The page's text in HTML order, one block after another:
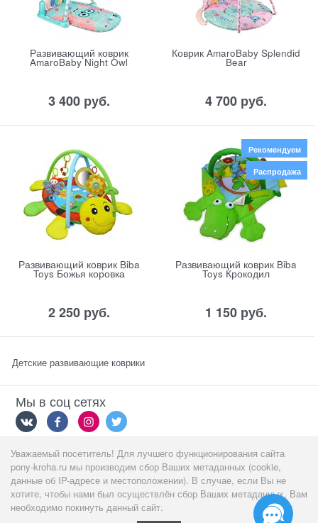
Развивающий коврик
AmaroBaby Night Owl
3 400 руб.
Коврик AmaroBaby Splendid
Bear
4 700 руб.
Развивающий коврик Biba
Toys Божья коровка
2 250 руб.
Развивающий коврик Biba
Toys Крокодил
1 150 руб.
Рекомендуем
Распродажа
Детские развивающие коврики
Мы в соц сетях
Мы принимаем
Уважаемый посетитель! Для лучшего функционирования сайта
pony-kroha.ru мы производим сбор Ваших метаданных (cookie,
данные об IP-адресе и местоположении). В случае, если Вы не
хотите, чтобы нами был осуществлён сбор Ваших метаданных, Вам
необходимо покинуть данный сайт.